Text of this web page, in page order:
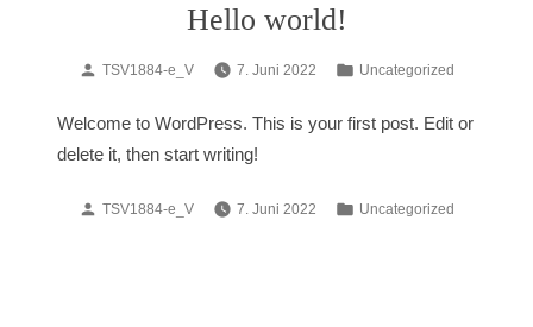
Hello world!
Verfasst
TSV1884-e_V 7. Juni 2022
Veröffentlicht
Uncategorized
Welcome to WordPress. This is your first post. Edit or
delete it, then start writing!
Verfasst
TSV1884-e_V 7. Juni 2022
Veröffentlicht
Uncategorized